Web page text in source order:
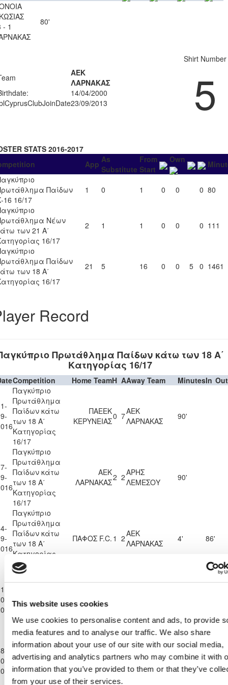
This website uses cookies
We use cookies to personalise content and ads, to provide
media features and to analyse our traffic. We also share
information about your use of our site with our social media,
advertising and analytics partners who may combine it with
information that you’ve provided to them or that they’ve
from your use of their services.
- 1
80'
ΑΕΚ
ΛΑΡΝΑΚΑΣ
14/04/2000
23/09/2013
Shirt Number
5
STATS 2016-2017
App As
Substitute
From
Start
Own
Παίδων
16 16/17
1 0 1 0 0 0 80
Νέων
των 21 Α΄
16/17
2 1 1 0 0 0 111
Παίδων
των 18 Α΄
16/17
21 5 16 0 0 5 0 1461
Record
Πρωτάθλημα Παίδων κάτω των 18 Α΄
Κατηγορίας 16/17
Competition Home TeamH AAway Team MinutesIn Out
Παγκύπριο
Πρωτάθλημα
Παίδων κάτω
των 18 Α΄
Κατηγορίας
16/17
ΠΑΕΕΚ
ΚΕΡΥΝΕΙΑΣ0 7ΑΕΚ
ΛΑΡΝΑΚΑΣ
90'
Παγκύπριο
Πρωτάθλημα
Παίδων κάτω
των 18 Α΄
Κατηγορίας
16/17
ΑΕΚ
ΛΑΡΝΑΚΑΣ2 2ΑΡΗΣ
ΛΕΜΕΣΟΥ
90'
Παγκύπριο
Πρωτάθλημα
Παίδων κάτω
των 18 Α΄
Κατηγορίας
16/17
ΠΑΦΟΣ F.C. 1 2ΑΕΚ
ΛΑΡΝΑΚΑΣ
4' 86'
Παγκύπριο
Πρωτάθλημα
των 18 Α΄
Κατηγορίας
16/17
ΑΕΛ ΛΕΜΕΣΟΥ
Παγκύπριο
Πρωτάθλημα
Παίδων κάτω
των 18 Α΄
Κατηγορίας
ΑΕΚ
ΛΑΡΝΑΚΑΣ 0 2ΟΜΟΝΟΙΑ
ΛΕΥΚΩΣΙΑΣ
90'